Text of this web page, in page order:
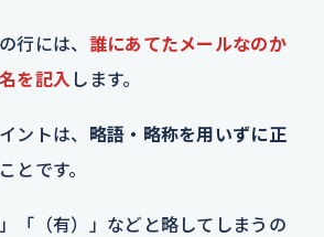
行には、 誰にあてたメールなのか
を記入 します。
ントは、
略語・略称を用いずに正
ことです。
「（有）」などと略してしまうの